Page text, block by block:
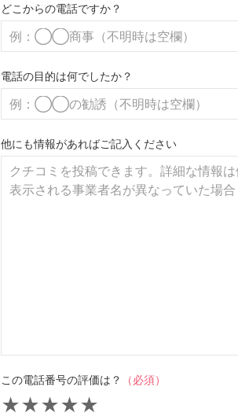
どこからの電話ですか？
電話の目的は何でしたか？
他にも情報があればご記入ください
この電話番号の評価は？ （必須）
★
★
★
★
★